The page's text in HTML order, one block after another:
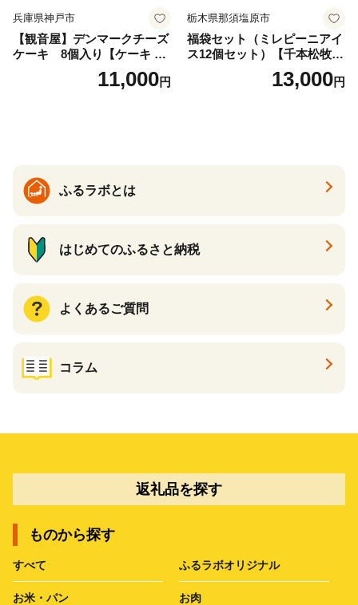
兵庫県神戸市
【観音屋】デンマークチーズ
ケーキ 8個入り【ケーキ チ
ーズケーキ 人気スイーツ お
すすめスイーツ 神戸スイー
11,000円
栃木県那須塩原市
福袋セット（ミレピーニアイ
ス12個セット）【千本松牧
場】 ns025-014-12 【デザー
ト 詰め合わせ ギフト】
13,000円
ふるラボとは
はじめてのふるさと納税
よくあるご質問
コラム
返礼品を探す
ものから探す
すべて ふるラボオリジナル
お米・パン お肉